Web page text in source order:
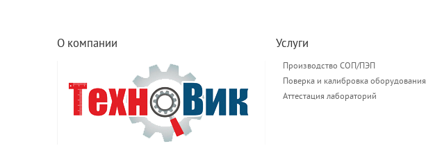
О компании Услуги
Производство СОП/ПЭП
Поверка и калибровка оборудования
Аттестация лабораторий